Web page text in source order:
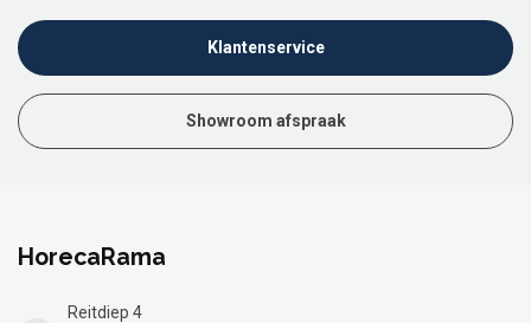
Klantenservice
Showroom afspraak
HorecaRama
Reitdiep 4